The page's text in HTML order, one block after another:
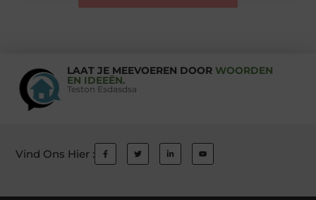
LAAT JE MEEVOEREN DOOR WOORDEN
EN IDEEËN.
Teston Esdasdsa
Vind Ons Hier :